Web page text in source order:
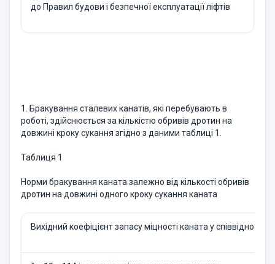
до Правил будови і безпечної експлуатації ліфтів
1. Бракування сталевих канатів, які перебувають в
роботі, здійснюється за кількістю обривів дротин на
довжині кроку сукання згідно з даними таблиці 1.
Таблиця 1
Норми бракування каната залежно від кількості обривів
дротин на довжині одного кроку сукання каната
Вихідний коефіцієнт запасу міцності каната у